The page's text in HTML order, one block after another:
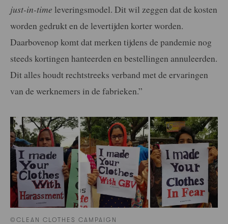
just-in-time leveringsmodel. Dit wil zeggen dat de kosten
worden gedrukt en de levertijden korter worden.
Daarbovenop komt dat merken tijdens de pandemie nog
steeds kortingen hanteerden en bestellingen annuleerden.
Dit alles houdt rechtstreeks verband met de ervaringen
van de werknemers in de fabrieken.”
©CLEAN CLOTHES CAMPAIGN